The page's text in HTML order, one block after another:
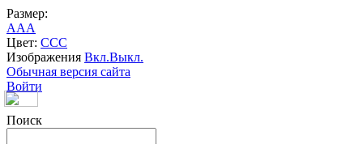
Размер:
AAA
Цвет: CCC
Изображения Вкл.Выкл.
Обычная версия сайта
Войти
Поиск